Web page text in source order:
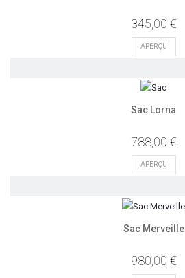
345,00 €
APERÇU
Sac Lorna
788,00 €
APERÇU
Sac Merveille
980,00 €